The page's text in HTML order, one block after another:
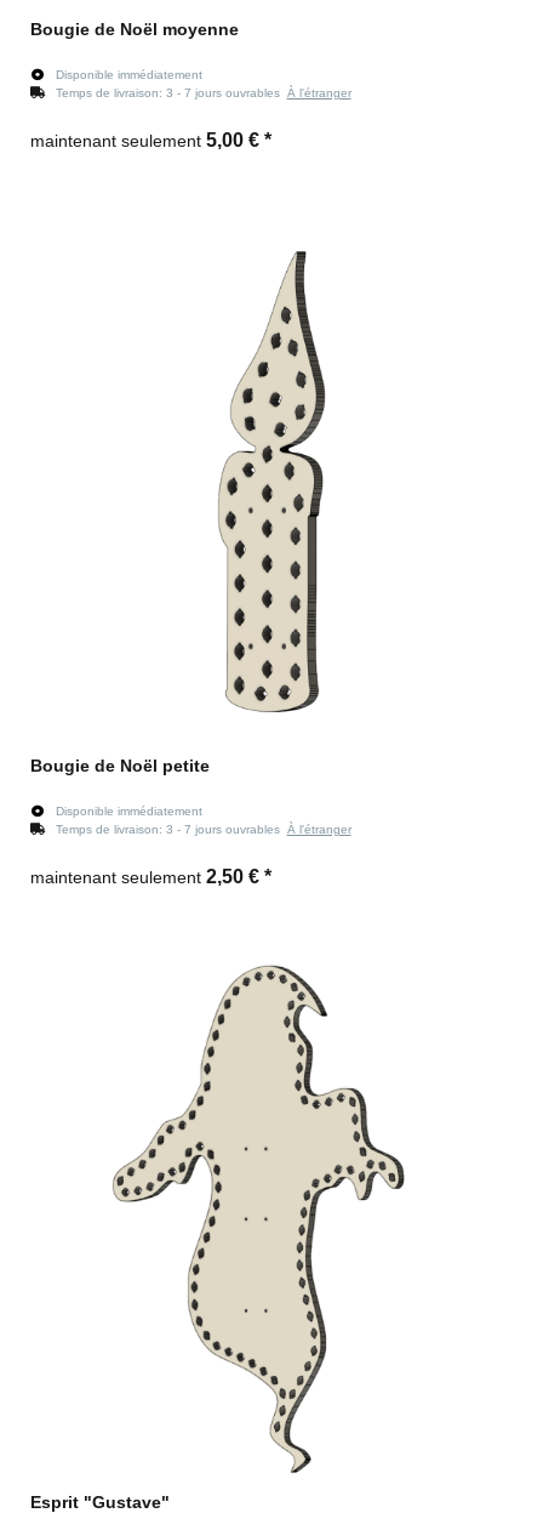
Bougie de Noël moyenne
Disponible immédiatement
Temps de livraison: 3 - 7 jours ouvrables À l'étranger
maintenant seulement 5,00 € *
Bougie de Noël petite
Disponible immédiatement
Temps de livraison: 3 - 7 jours ouvrables À l'étranger
maintenant seulement 2,50 € *
Esprit "Gustave"